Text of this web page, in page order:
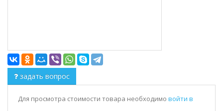
задать вопрос
Для просмотра стоимости товара необходимо войти в